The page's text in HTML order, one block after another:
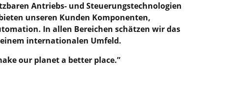
Antriebs- und Steuerungstechnologien
unseren Kunden Komponenten,
In allen Bereichen schätzen wir das
internationalen Umfeld.
our planet a better place.”